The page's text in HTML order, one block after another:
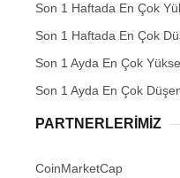
Son 1 Haftada En Çok
Son 1 Haftada En Çok
Son 1 Ayda En Çok
Son 1 Ayda En Çok
PARTNERLERIMIZ
CoinMarketCap